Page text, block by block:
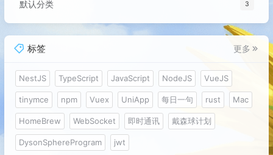
默认分类 3
标签 更多
NestJS TypeScript JavaScript NodeJS VueJS
tinymce npm Vuex UniApp 每日一句 rust Mac
HomeBrew WebSocket 即时通讯 戴森球计划
DysonSphereProgram jwt